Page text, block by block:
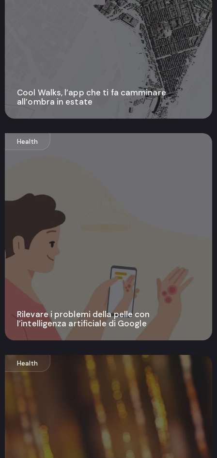
Cool Walks, l’app che ti fa camminare
all’ombra in estate
Health
Rilevare i problemi della pelle con
l’intelligenza artificiale di Google
Health